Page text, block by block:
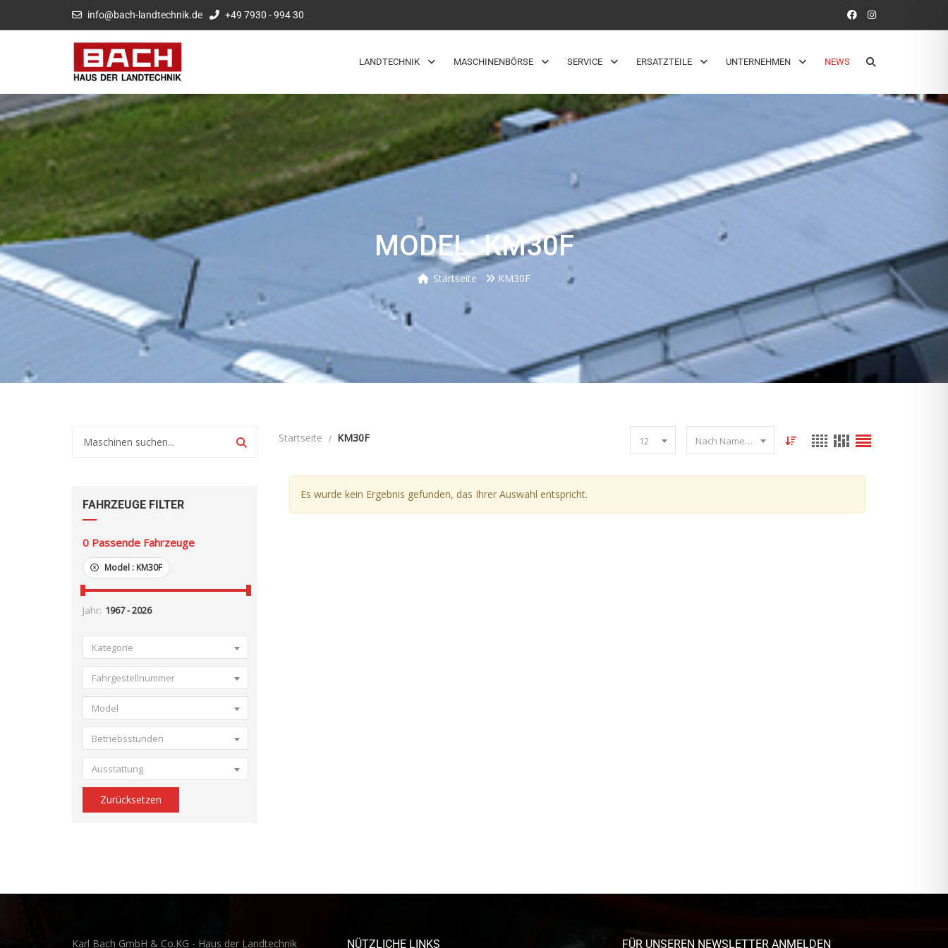
info@bach-landtechnik.de +49 7930 - 994 30
LANDTECHNIK MASCHINENBÖRSE SERVICE ERSATZTEILE UNTERNEHMEN NEWS
MODEL: KM30F
Startseite KM30F
FAHRZEUGE FILTER
0 Passende Fahrzeuge
Model : KM30F
Jahr:
Kategorie
Fahrgestellnummer
Model
Betriebsstunden
Ausstattung
Zurücksetzen
Startseite KM30F 12 Nach Name sortieren
Es wurde kein Ergebnis gefunden, das Ihrer Auswahl entspricht.
Karl Bach GmbH & Co.KG - Haus der Landtechnik NÜTZLICHE LINKS FÜR UNSEREN NEWSLETTER ANMELDEN